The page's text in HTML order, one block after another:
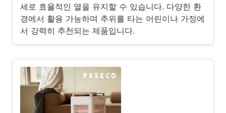
세로 효율적인 열을 유지할 수 있습니다. 다양한 환
경에서 활용 가능하며 추위를 타는 어린이나 가정에
서 강력히 추천되는 제품입니다.